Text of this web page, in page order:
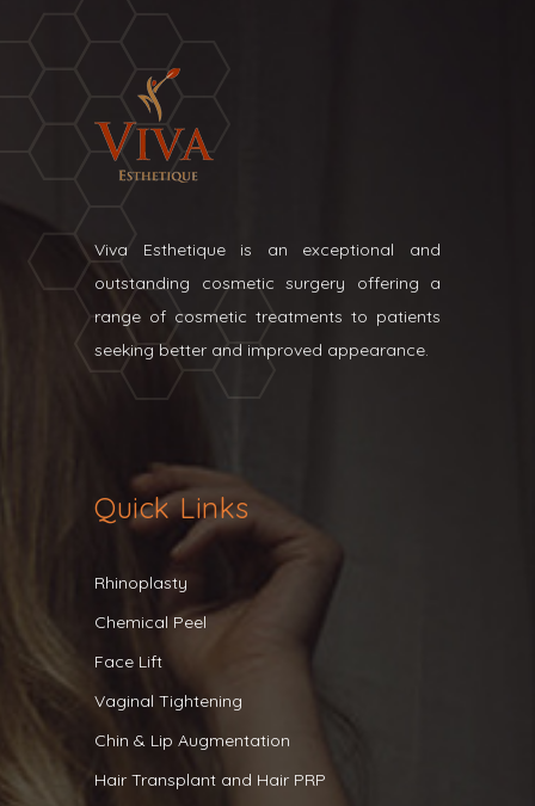
Viva Esthetique is an exceptional and
outstanding cosmetic surgery offering a
range of cosmetic treatments to patients
seeking better and improved appearance.
Quick Links
Rhinoplasty
Chemical Peel
Face Lift
Vaginal Tightening
Chin & Lip Augmentation
Hair Transplant and Hair PRP